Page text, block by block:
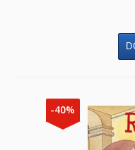
-40%